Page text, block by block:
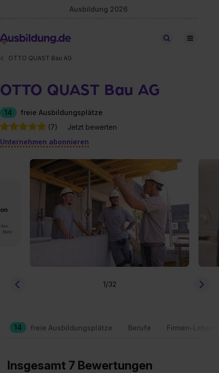
Ausbildung 2026
Stellen finden
OTTO QUAST Bau AG
OTTO QUAST Bau AG
14
freie Ausbildungsplätze
(7)
Jetzt bewerten
Unternehmen abonnieren
Mehr
1/32
14 freie Ausbildungsplätze Berufe Firmen-
Insgesamt 7 Bewertungen